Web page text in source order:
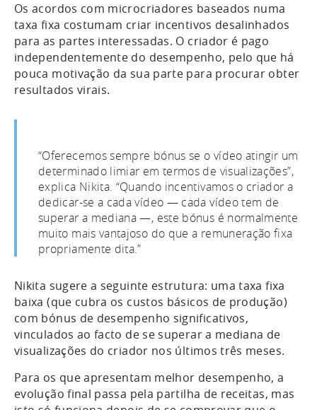
Os acordos com microcriadores baseados numa
taxa fixa costumam criar incentivos desalinhados
para as partes interessadas. O criador é pago
independentemente do desempenho, pelo que há
pouca motivação da sua parte para procurar obter
resultados virais.
“Oferecemos sempre bónus se o vídeo atingir um
determinado limiar em termos de visualizações”,
explica Nikita. “Quando incentivamos o criador a
dedicar-se a cada vídeo — cada vídeo tem de
superar a mediana —, este bónus é normalmente
muito mais vantajoso do que a remuneração fixa
propriamente dita.”
Nikita sugere a seguinte estrutura: uma taxa fixa
baixa (que cubra os custos básicos de produção)
com bónus de desempenho significativos,
vinculados ao facto de se superar a mediana de
visualizações do criador nos últimos três meses.
Para os que apresentam melhor desempenho, a
evolução final passa pela partilha de receitas, mas